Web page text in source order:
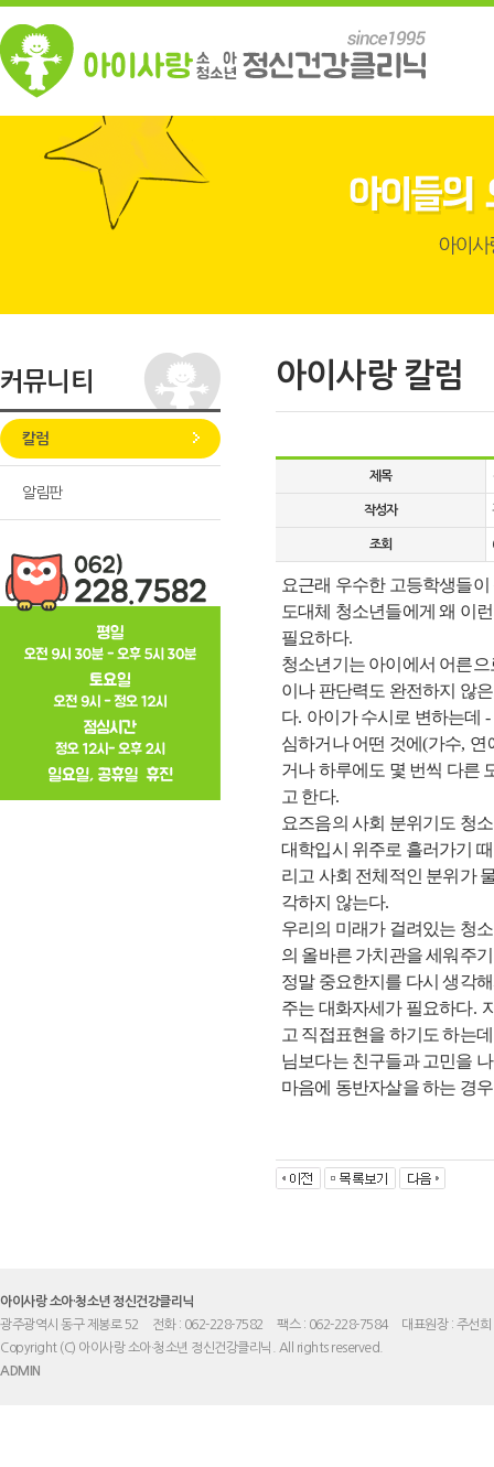
커뮤니티
칼럼
알림판
아이사랑 칼럼
제목
작성자
조회
요근래 우수한 고등학생들
도대체 청소년들에게 왜 이
필요하다.
청소년기는 아이에서 어른
이나 판단력도 완전하지 않
다. 아이가 수시로 변하는데 -
심하거나 어떤 것에 (가수, 연
거나 하루에도 몇 번씩 다른
고 한다.
요즈음의 사회 분위기도 청
대학입시 위주로 흘러가기
리고 사회 전체적인 분위가
각하지 않는다.
우리의 미래가 걸려있는 청
의 올바른 가치관을 세워주
정말 중요한지를 다시 생각
주는 대화자세가 필요하다.
고 직접표현을 하기도 하는
님보다는 친구들과 고민을
마음에 동반자살을 하는 경
아이사랑 소아·청소년 정신건강클리닉
광주광역시 동구 제봉로 52
전화 : 062-228-7582 팩스 : 062-228-7584
대표원장 : 주선희
Copyright (C) 아이사랑 소아·청소년 정신건강클리닉. All rights reserved.
ADMIN